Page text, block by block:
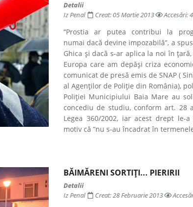
Detalii
Iz Penal
Creat: 05 Martie 2013 Accesări:
“Prostia ar putea contribui la
numai dacă devine impozabilă”, a
Ghica și dacă s-ar aplica la noi în
Europa care am depăși criza
comunicat de presă emis de SNAP (
al Agenților de Poliție din România),
Poliției Municipiului Baia Mare au
concediu de studiu, conform art. 28
Legea 360/2002, iar acest drept le-
motiv că ”nu s-au încadrat în
BĂIMĂRENI SORTIȚI... PIERIRII
Detalii
Iz Penal
Creat: 28 Februarie 2013